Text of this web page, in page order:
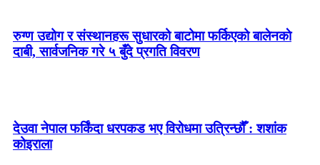
रुग्ण उद्योग र संस्थानहरू सुधारको बाटोमा फर्किएको बालेनकाे
दाबी, सार्वजनिक गरे ५ बुँदे प्रगति विवरण
देउवा नेपाल फर्किंदा धरपकड भए विरोधमा उत्रिन्छौँ : शशांक
कोइराला